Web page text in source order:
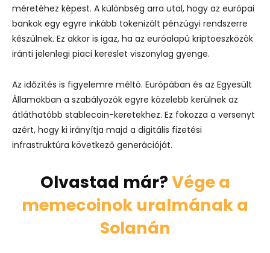
méretéhez képest. A különbség arra utal, hogy az európai
bankok egy egyre inkább tokenizált pénzügyi rendszerre
készülnek. Ez akkor is igaz, ha az euróalapú kriptoeszközök
iránti jelenlegi piaci kereslet viszonylag gyenge.
Az időzítés is figyelemre méltó. Európában és az Egyesült
Államokban a szabályozók egyre közelebb kerülnek az
átláthatóbb stablecoin-keretekhez. Ez fokozza a versenyt
azért, hogy ki irányítja majd a digitális fizetési
infrastruktúra következő generációját.
Olvastad már?Vége a
memecoinok uralmának a
Solanán